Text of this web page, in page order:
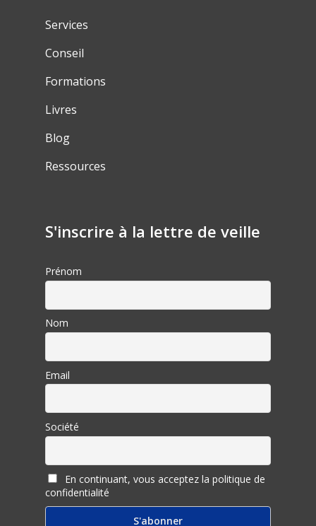
Services
Conseil
Formations
Livres
Blog
Ressources
S'inscrire à la lettre de veille
Prénom
Nom
Email
Société
En continuant, vous acceptez la politique de
confidentialité